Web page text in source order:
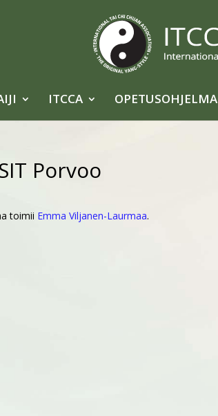
ITCCA OPETUSOHJELMA
Porvoo
toimii Emma Viljanen-Laurmaa.